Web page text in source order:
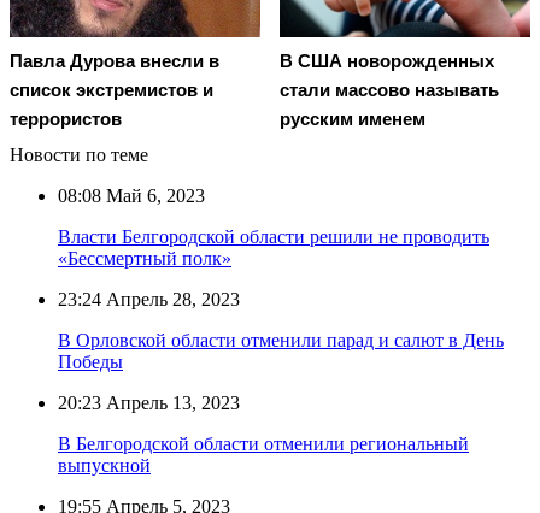
Павла Дурова внесли в
список экстремистов и
террористов
В США новорожденных
стали массово называть
русским именем
Новости по теме
08:08 Май 6, 2023
Власти Белгородской области решили не проводить
«Бессмертный полк»
23:24 Апрель 28, 2023
В Орловской области отменили парад и салют в День
Победы
20:23 Апрель 13, 2023
В Белгородской области отменили региональный
выпускной
19:55 Апрель 5, 2023